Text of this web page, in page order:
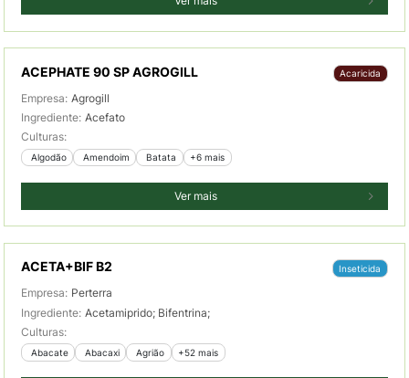
ACEPHATE 90 SP AGROGILL Acaricida
Empresa: Agrogill
Ingrediente: Acefato
Culturas:
Algodão Amendoim Batata +6 mais
Ver mais
ACETA+BIF B2 Inseticida
Empresa: Perterra
Ingrediente: Acetamiprido; Bifentrina;
Culturas:
Abacate Abacaxi Agrião +52 mais